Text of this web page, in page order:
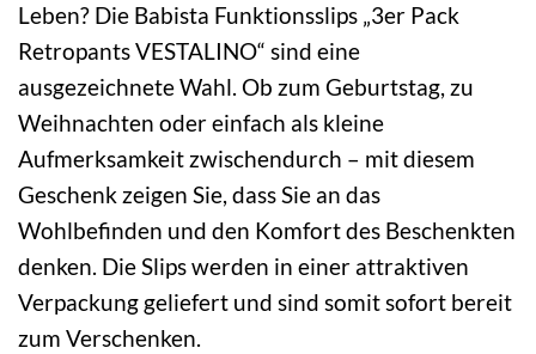
Leben? Die Babista Funktionsslips „3er Pack
Retropants VESTALINO“ sind eine
ausgezeichnete Wahl. Ob zum Geburtstag, zu
Weihnachten oder einfach als kleine
Aufmerksamkeit zwischendurch – mit diesem
Geschenk zeigen Sie, dass Sie an das
Wohlbefinden und den Komfort des Beschenkten
denken. Die Slips werden in einer attraktiven
Verpackung geliefert und sind somit sofort bereit
zum Verschenken.